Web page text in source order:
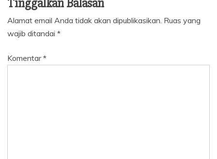
Tinggalkan Balasan
Alamat email Anda tidak akan dipublikasikan. Ruas yang
wajib ditandai *
Komentar*